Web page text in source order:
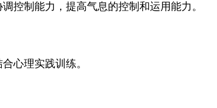
控制能力，提高气息的控制和运用能力。
心理实践训练。